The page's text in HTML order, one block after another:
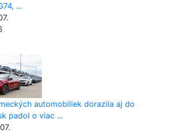
...
automobiliek dorazila aj do
padol o viac ...